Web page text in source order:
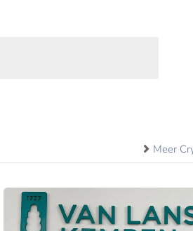
Meer